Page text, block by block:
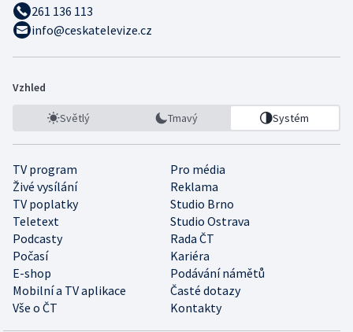
261 136 113
info@ceskatelevize.cz
Vzhled
Světlý Tmavý Systém
TV program
Pro média
Živé vysílání
Reklama
TV poplatky
Studio Brno
Teletext
Studio Ostrava
Podcasty
Rada ČT
Počasí
Kariéra
E-shop
Podávání námětů
Mobilní a TV aplikace
Časté dotazy
Vše o ČT
Kontakty